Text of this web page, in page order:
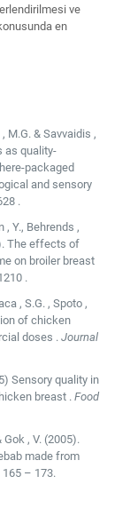
ve
en
M.G. & Savvaidis ,
as quality-
packaged
and sensory
.
, Y., Behrends ,
The effects of
on broiler breast
.
, S.G. , Spoto ,
of chicken
doses . Journal
Sensory quality in
breast . Food
Gok , V. (2005).
made from
165 – 173.